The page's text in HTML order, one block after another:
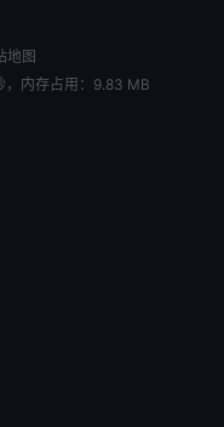
地图
，内存占用：9.83 MB